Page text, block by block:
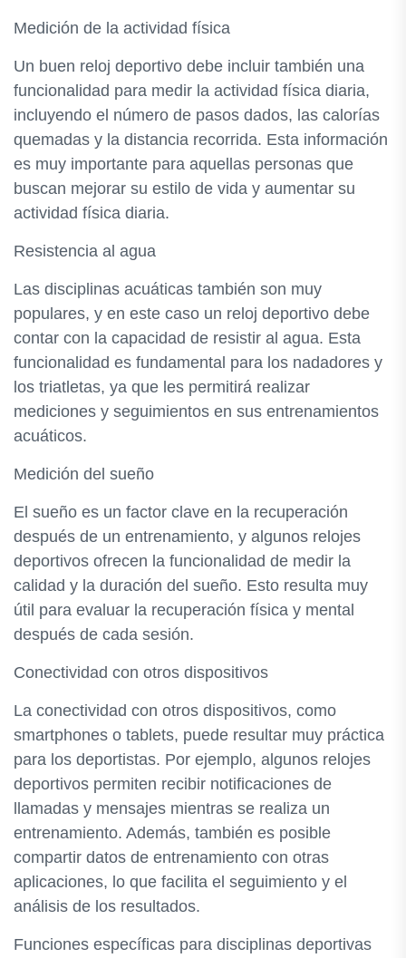
Medición de la actividad física
Un buen reloj deportivo debe incluir también una
funcionalidad para medir la actividad física diaria,
incluyendo el número de pasos dados, las calorías
quemadas y la distancia recorrida. Esta información
es muy importante para aquellas personas que
buscan mejorar su estilo de vida y aumentar su
actividad física diaria.
Resistencia al agua
Las disciplinas acuáticas también son muy
populares, y en este caso un reloj deportivo debe
contar con la capacidad de resistir al agua. Esta
funcionalidad es fundamental para los nadadores y
los triatletas, ya que les permitirá realizar
mediciones y seguimientos en sus entrenamientos
acuáticos.
Medición del sueño
El sueño es un factor clave en la recuperación
después de un entrenamiento, y algunos relojes
deportivos ofrecen la funcionalidad de medir la
calidad y la duración del sueño. Esto resulta muy
útil para evaluar la recuperación física y mental
después de cada sesión.
Conectividad con otros dispositivos
La conectividad con otros dispositivos, como
smartphones o tablets, puede resultar muy práctica
para los deportistas. Por ejemplo, algunos relojes
deportivos permiten recibir notificaciones de
llamadas y mensajes mientras se realiza un
entrenamiento. Además, también es posible
compartir datos de entrenamiento con otras
aplicaciones, lo que facilita el seguimiento y el
análisis de los resultados.
Funciones específicas para disciplinas deportivas